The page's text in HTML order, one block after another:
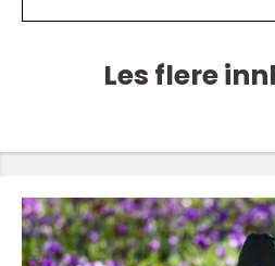
Les flere